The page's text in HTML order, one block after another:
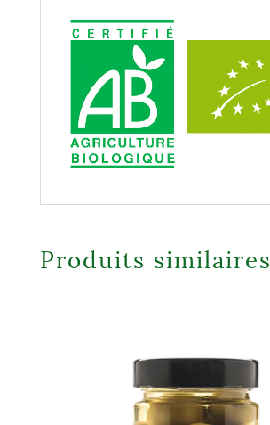
Produits similaires